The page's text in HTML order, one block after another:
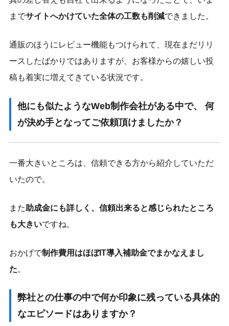
までサイトへかけていた全体の工数も削減できました。
通販のほうにレビュー機能もつけられて、現在まだリリ
ースしたばかりではありますが、お客様からの嬉しい投
稿も着実に増えてきている状況です。
他にも似たようなWeb制作会社がある中で、 何
が決め手となってご依頼頂けましたか？
一番大きいところは、信頼できる方から紹介していただ
いたので。
また助成金にも詳しく、信頼出来ると感じられたところ
も大きいですね。
おかげで制作費用はほぼIT導入補助金でまかなえまし
た。
弊社との仕事の中で何か印象に残っている具体的
なエピソードはありますか？